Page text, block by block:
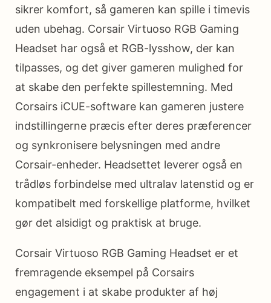
sikrer komfort, så gameren kan spille i timevis
uden ubehag. Corsair Virtuoso RGB Gaming
Headset har også et RGB-lysshow, der kan
tilpasses, og det giver gameren mulighed for
at skabe den perfekte spillestemning. Med
Corsairs iCUE-software kan gameren justere
indstillingerne præcis efter deres præferencer
og synkronisere belysningen med andre
Corsair-enheder. Headsettet leverer også en
trådløs forbindelse med ultralav latenstid og er
kompatibelt med forskellige platforme, hvilket
gør det alsidigt og praktisk at bruge.
Corsair Virtuoso RGB Gaming Headset er et
fremragende eksempel på Corsairs
engagement i at skabe produkter af høj